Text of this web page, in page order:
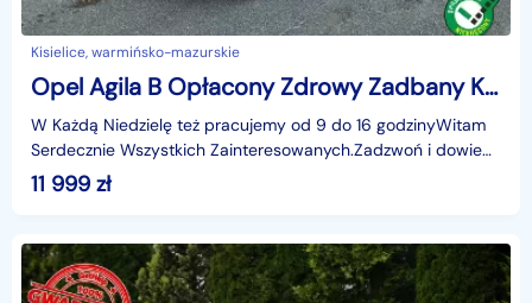
Kisielice, warmińsko-mazurskie
Opel Agila B Opłacony Zdrowy Zadbany Kamera Klima Alu Po Serwisie
W Każdą Niedzielę też pracujemy od 9 do 16 godzinyWitam
Serdecznie Wszystkich Zainteresowanych.Zadzwoń i dowiedz
się wszystkiego na temat tego pojazdu który cię
11 999 zł